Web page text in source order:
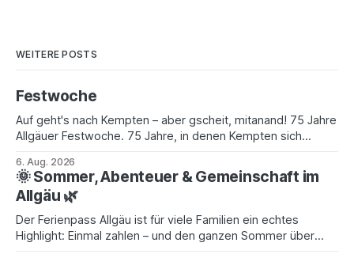
WEITERE POSTS
Festwoche
Auf geht's nach Kempten – aber gscheit, mitanand! 75 Jahre
Allgäuer Festwoche. 75 Jahre, in denen Kempten sich
Wirtschaftsmesse am Tag, Heimatfest am Abend, und
dazwischen tausende Leut', die aus dem ganzen Allgäu und
weit darüber hinaus zusammenströmen. Vom
6. Aug. 2026
🌞 Sommer, Abenteuer & Gemeinschaft im
Allgäu 🌿
Der Ferienpass Allgäu ist für viele Familien ein echtes
Highlight: Einmal zahlen – und den ganzen Sommer über